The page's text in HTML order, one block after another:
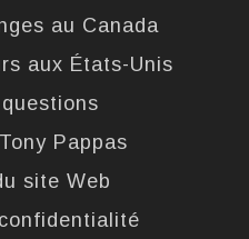
au Canada
aux États-Unis
Pappas
site Web